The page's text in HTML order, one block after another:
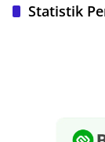
Statistik